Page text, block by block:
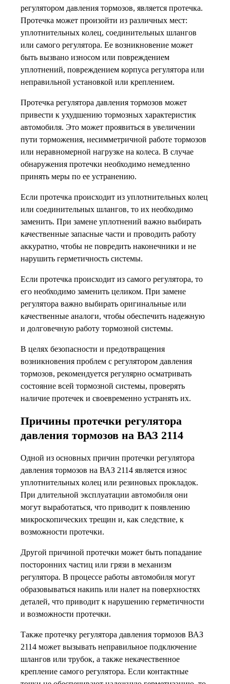
регулятором давления тормозов, является протечка.
Протечка может произойти из различных мест:
уплотнительных колец, соединительных шлангов
или самого регулятора. Ее возникновение может
быть вызвано износом или повреждением
уплотнений, повреждением корпуса регулятора или
неправильной установкой или креплением.
Протечка регулятора давления тормозов может
привести к ухудшению тормозных характеристик
автомобиля. Это может проявиться в увеличении
пути торможения, несимметричной работе тормозов
или неравномерной нагрузке на колеса. В случае
обнаружения протечки необходимо немедленно
принять меры по ее устранению.
Если протечка происходит из уплотнительных колец
или соединительных шлангов, то их необходимо
заменить. При замене уплотнений важно выбирать
качественные запасные части и проводить работу
аккуратно, чтобы не повредить наконечники и не
нарушить герметичность системы.
Если протечка происходит из самого регулятора, то
его необходимо заменить целиком. При замене
регулятора важно выбирать оригинальные или
качественные аналоги, чтобы обеспечить надежную
и долговечную работу тормозной системы.
В целях безопасности и предотвращения
возникновения проблем с регулятором давления
тормозов, рекомендуется регулярно осматривать
состояние всей тормозной системы, проверять
наличие протечек и своевременно устранять их.
Причины протечки регулятора
давления тормозов на ВАЗ 2114
Одной из основных причин протечки регулятора
давления тормозов на ВАЗ 2114 является износ
уплотнительных колец или резиновых прокладок.
При длительной эксплуатации автомобиля они
могут выработаться, что приводит к появлению
микроскопических трещин и, как следствие, к
возможности протечки.
Другой причиной протечки может быть попадание
посторонних частиц или грязи в механизм
регулятора. В процессе работы автомобиля могут
образовываться накипь или налет на поверхностях
деталей, что приводит к нарушению герметичности
и возможности протечки.
Также протечку регулятора давления тормозов ВАЗ
2114 может вызывать неправильное подключение
шлангов или трубок, а также некачественное
крепление самого регулятора. Если контактные